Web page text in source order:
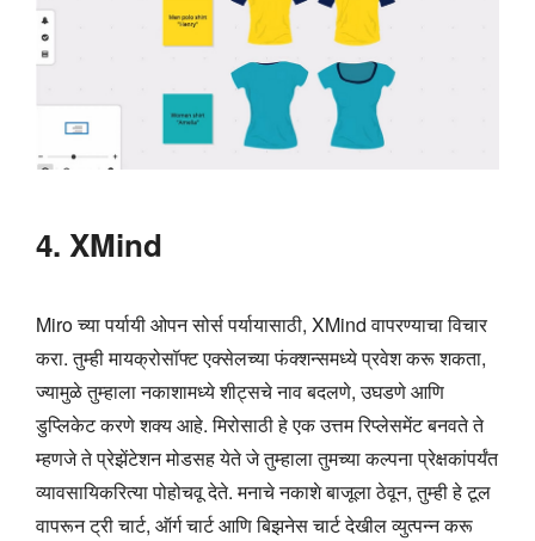
4. XMind
Miro च्या पर्यायी ओपन सोर्स पर्यायासाठी, XMind वापरण्याचा विचार
करा. तुम्ही मायक्रोसॉफ्ट एक्सेलच्या फंक्शन्समध्ये प्रवेश करू शकता,
ज्यामुळे तुम्हाला नकाशामध्ये शीट्सचे नाव बदलणे, उघडणे आणि
डुप्लिकेट करणे शक्य आहे. मिरोसाठी हे एक उत्तम रिप्लेसमेंट बनवते ते
म्हणजे ते प्रेझेंटेशन मोडसह येते जे तुम्हाला तुमच्या कल्पना प्रेक्षकांपर्यंत
व्यावसायिकरित्या पोहोचवू देते. मनाचे नकाशे बाजूला ठेवून, तुम्ही हे टूल
वापरून ट्री चार्ट, ऑर्ग चार्ट आणि बिझनेस चार्ट देखील व्युत्पन्न करू